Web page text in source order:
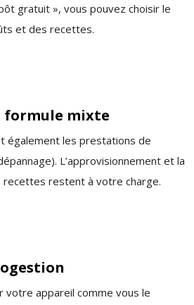
gratuit », vous pouvez choisir le
et des recettes.
formule mixte
également les prestations de
L’approvisionnement et la
restent à votre charge.
appareil comme vous le